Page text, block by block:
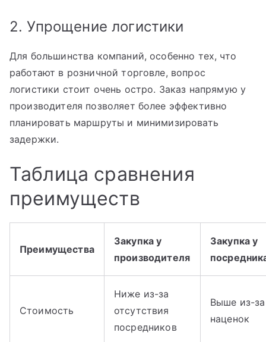
2. Упрощение логистики
Для большинства компаний, особенно тех, что
работают в розничной торговле, вопрос
логистики стоит очень остро. Заказ напрямую у
производителя позволяет более эффективно
планировать маршруты и минимизировать
задержки.
Таблица сравнения
преимуществ
Преимущества
Закупка у
производителя
Закупка у
Стоимость
Ниже из-за
отсутствия
посредников
Выше из-за
наценок